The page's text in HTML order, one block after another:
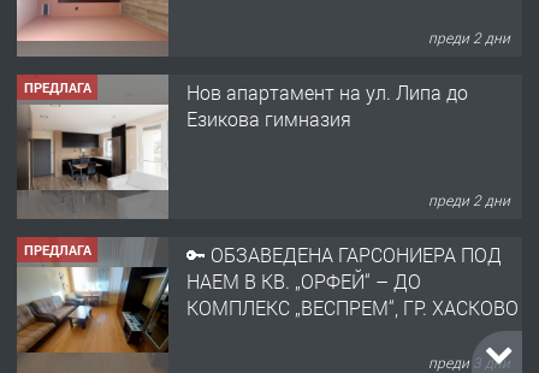
преди 2 дни
ПРЕДЛАГА
🔑 ОБЗАВЕДЕНА ГАРСОНИЕРА ПОД
НАЕМ В КВ. „ОРФЕЙ“ – ДО
преди 3 дни
ПРЕДЛАГА
НАПЪЛНО ОБЗАВЕДЕН И
ОБОРУДВАН ТРИСТАЕН
АПАРТАМЕНТ В ЦЕНТЪРА НА ГР.
преди 4 дни